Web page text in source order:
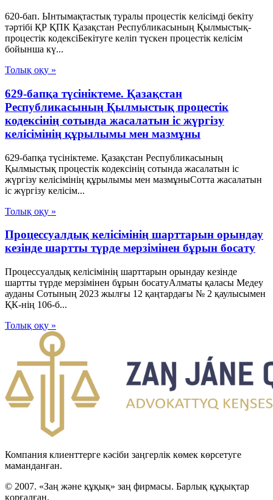
620-бап. Ынтымақтастық туралы процестік келісімді бекіту
тәртібі ҚР ҚПК Қазақстан Республикасының Қылмыстық-
процестік кодексiБекітуге келіп түскен процестік келісім
бойынша кү...
Толық оқу »
629-бапқа түсініктеме. Қазақстан
Республикасының Қылмыстық процестік
кодексінің сотында жасалатын іс жүргізу
келісімінің құрылымы мен мазмұны
629-бапқа түсініктеме. Қазақстан Республикасының
Қылмыстық процестік кодексінің сотында жасалатын іс
жүргізу келісімінің құрылымы мен мазмұныСотта жасалатын
іс жүргізу келісім...
Толық оқу »
Процессуалдық келісімінің шарттарын орындау
кезінде шартты түрде мерзімінен бұрын босату
Процессуалдық келісімінің шарттарын орындау кезінде
шартты түрде мерзімінен бұрын босатуАлматы қаласы Медеу
ауданы Сотының 2023 жылғы 12 қаңтардағы № 2 қаулысымен
ҚК-нің 106-б...
Толық оқу »
Компания клиенттерге кәсіби заңгерлік көмек көрсетуге
маманданған.
© 2007. «Заң және құқық» заң фирмасы. Барлық құқықтар
қорғалған.